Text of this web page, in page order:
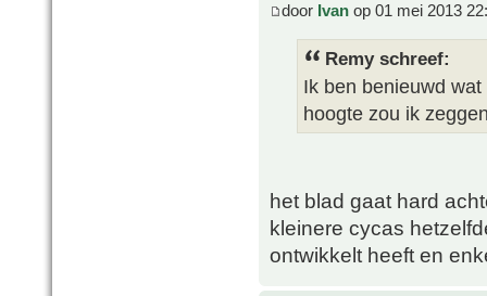
door Ivan op 01 mei 2013
Remy schreef:
Ik ben benieuwd
hoogte zou ik
het blad gaat hard
kleinere cycas
ontwikkelt heeft en